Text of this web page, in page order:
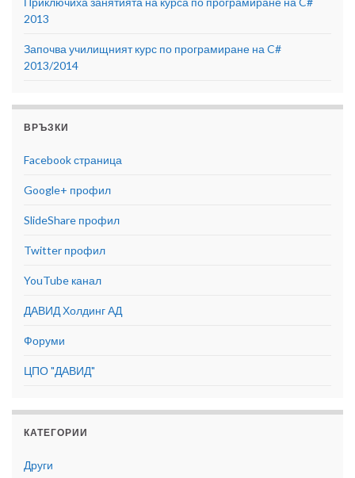
2013
Започва училищният курс по програмиране на C#
2013/2014
ВРЪЗКИ
Facebook страница
Google+ профил
SlideShare профил
Twitter профил
YouTube канал
ДАВИД Холдинг АД
Форуми
ЦПО "ДАВИД"
КАТЕГОРИИ
Други